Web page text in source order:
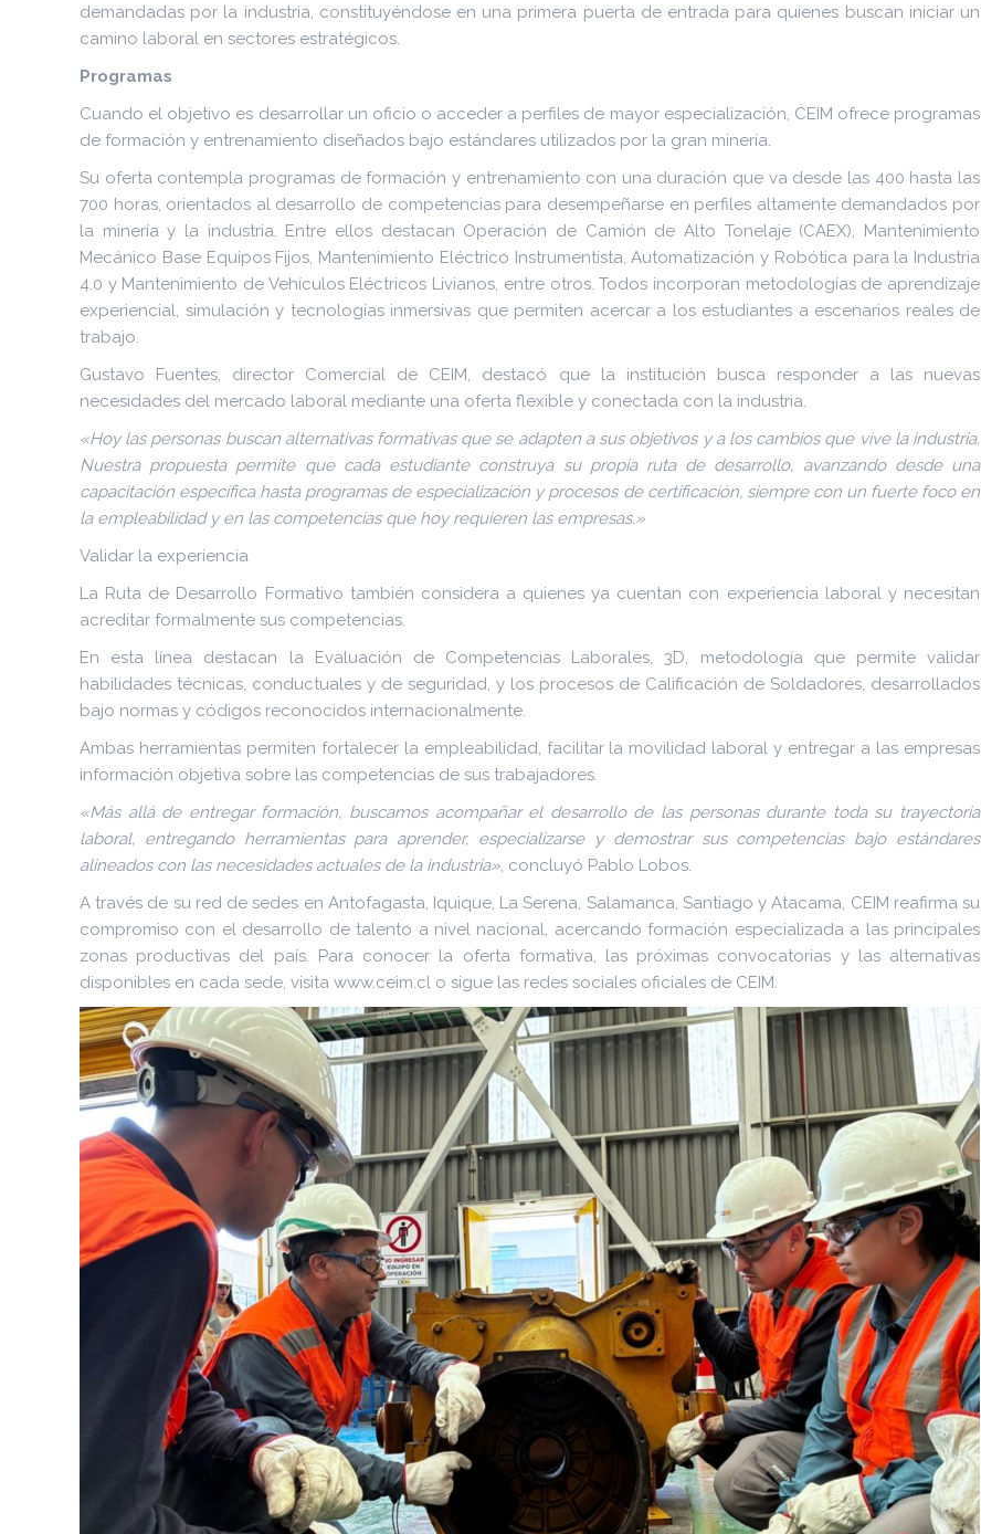
demandadas por la industria, constituyéndose en una primera puerta de entrada para quienes buscan iniciar un
camino laboral en sectores estratégicos.
Programas
Cuando el objetivo es desarrollar un oficio o acceder a perfiles de mayor especialización, CEIM ofrece programas
de formación y entrenamiento diseñados bajo estándares utilizados por la gran minería.
Su oferta contempla programas de formación y entrenamiento con una duración que va desde las 400 hasta las
700 horas, orientados al desarrollo de competencias para desempeñarse en perfiles altamente demandados por
la minería y la industria. Entre ellos destacan Operación de Camión de Alto Tonelaje (CAEX), Mantenimiento
Mecánico Base Equipos Fijos, Mantenimiento Eléctrico Instrumentista, Automatización y Robótica para la Industria
4.0 y Mantenimiento de Vehículos Eléctricos Livianos, entre otros. Todos incorporan metodologías de aprendizaje
experiencial, simulación y tecnologías inmersivas que permiten acercar a los estudiantes a escenarios reales de
trabajo.
Gustavo Fuentes, director Comercial de CEIM, destacó que la institución busca responder a las nuevas
necesidades del mercado laboral mediante una oferta flexible y conectada con la industria.
«Hoy las personas buscan alternativas formativas que se adapten a sus objetivos y a los cambios que vive la industria.
Nuestra propuesta permite que cada estudiante construya su propia ruta de desarrollo, avanzando desde una
capacitación específica hasta programas de especialización y procesos de certificación, siempre con un fuerte foco en
la empleabilidad y en las competencias que hoy requieren las empresas.»
Validar la experiencia
La Ruta de Desarrollo Formativo también considera a quienes ya cuentan con experiencia laboral y necesitan
acreditar formalmente sus competencias.
En esta línea destacan la Evaluación de Competencias Laborales, 3D, metodología que permite validar
habilidades técnicas, conductuales y de seguridad, y los procesos de Calificación de Soldadores, desarrollados
bajo normas y códigos reconocidos internacionalmente.
Ambas herramientas permiten fortalecer la empleabilidad, facilitar la movilidad laboral y entregar a las empresas
información objetiva sobre las competencias de sus trabajadores.
«Más allá de entregar formación, buscamos acompañar el desarrollo de las personas durante toda su trayectoria
laboral, entregando herramientas para aprender, especializarse y demostrar sus competencias bajo estándares
alineados con las necesidades actuales de la industria» , concluyó Pablo Lobos.
A través de su red de sedes en Antofagasta, Iquique, La Serena, Salamanca, Santiago y Atacama, CEIM reafirma su
compromiso con el desarrollo de talento a nivel nacional, acercando formación especializada a las principales
zonas productivas del país. Para conocer la oferta formativa, las próximas convocatorias y las alternativas
disponibles en cada sede, visita www.ceim.cl o sigue las redes sociales oficiales de CEIM.